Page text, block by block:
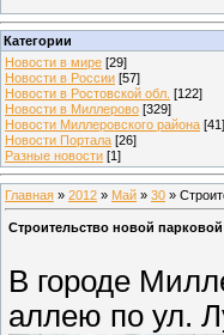
Категории
Новости в мире [29]
Новости в России [57]
Новости в Ростовской обл. [122]
Новости в Миллерово [329]
Новости Миллеровского района [41]
Новости Портала [26]
Разные новости [1]
Главная » 2012 » Май » 30 »
Строительство новой
В городе
аллею по ул.